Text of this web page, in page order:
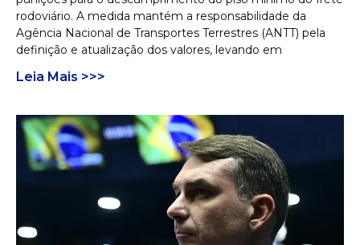
rodoviário. A medida mantém a responsabilidade da
Agência Nacional de Transportes Terrestres (ANTT) pela
definição e atualização dos valores, levando em
Leia Mais >>>